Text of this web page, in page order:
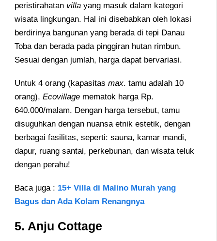
peristirahatan villa yang masuk dalam kategori
wisata lingkungan. Hal ini disebabkan oleh lokasi
berdirinya bangunan yang berada di tepi Danau
Toba dan berada pada pinggiran hutan rimbun.
Sesuai dengan jumlah, harga dapat bervariasi.
Untuk 4 orang (kapasitas max. tamu adalah 10
orang), Ecovillage mematok harga Rp.
640.000/malam. Dengan harga tersebut, tamu
disuguhkan dengan nuansa etnik estetik, dengan
berbagai fasilitas, seperti: sauna, kamar mandi,
dapur, ruang santai, perkebunan, dan wisata teluk
dengan perahu!
Baca juga : 15+ Villa di Malino Murah yang
Bagus dan Ada Kolam Renangnya
5. Anju Cottage